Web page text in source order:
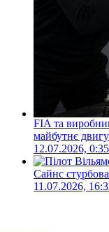
FIA та
майбутнє
12.07.2026, 0:35
Сайнс
11.07.2026,